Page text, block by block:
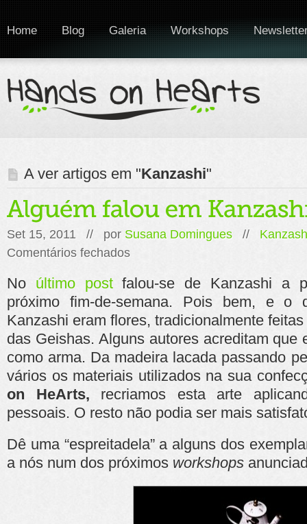
Home Blog Galeria Workshops
A ver artigos em "Kanzashi"
Set 15, 2011 // por Susana Domingues //
Comentários fechados
em
No último postfalou-se de Kanzashi a
próximo fim-de-semana. Pois bem, e
Kanzashi eram flores, tradicionalmente
das Geishas. Alguns autores acreditam que
como arma. Da madeira lacada passando
vários os materiais utilizados na sua
on HeArts, recriamos esta arte
pessoais. O resto não podia ser mais
Dê uma “espreitadela” a alguns dos
a nós num dos próximos workshops